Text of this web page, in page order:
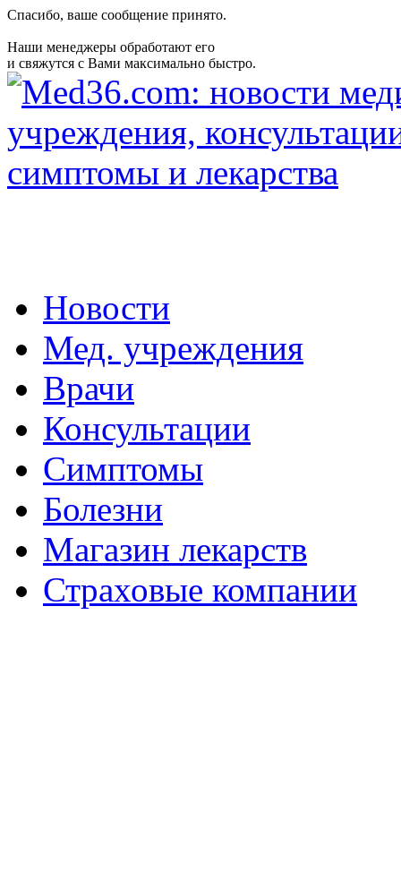
Спасибо, ваше сообщение принято.
Наши менеджеры обработают его
и свяжутся с Вами максимально быстро.
Новости
Мед. учреждения
Врачи
Консультации
Симптомы
Болезни
Магазин лекарств
Страховые компании